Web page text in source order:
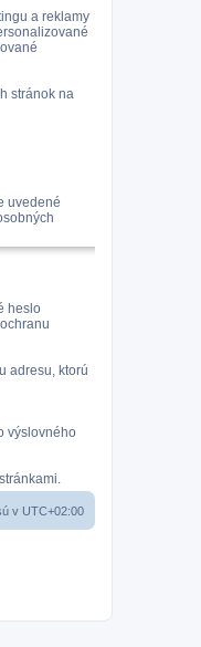
a reklamy
stránok na
uvedené
heslo
adresu, ktorú
výslovného
v UTC+02:00